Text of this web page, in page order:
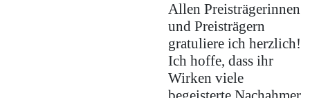
Allen Preisträgerinnen
und Preisträgern
gratuliere ich herzlich!
Ich hoffe, dass ihr
Wirken viele